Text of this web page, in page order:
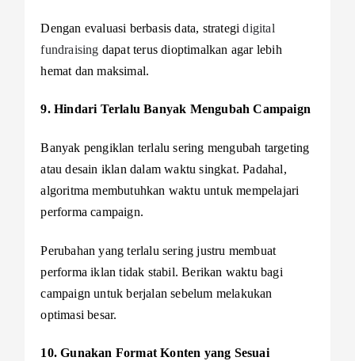
Dengan evaluasi berbasis data, strategidigital
fundraising dapat terus dioptimalkan agar lebih
hemat dan maksimal.
9. Hindari Terlalu Banyak Mengubah Campaign
Banyak pengiklan terlalu sering mengubah targeting
atau desain iklan dalam waktu singkat. Padahal,
algoritma membutuhkan waktu untuk mempelajari
performa campaign.
Perubahan yang terlalu sering justru membuat
performa iklan tidak stabil. Berikan waktu bagi
campaign untuk berjalan sebelum melakukan
optimasi besar.
10. Gunakan Format Konten yang Sesuai